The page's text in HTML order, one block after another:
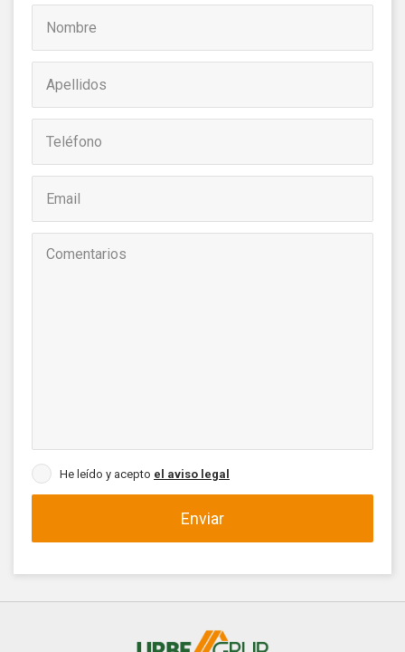
He leído y acepto el aviso legal
Enviar